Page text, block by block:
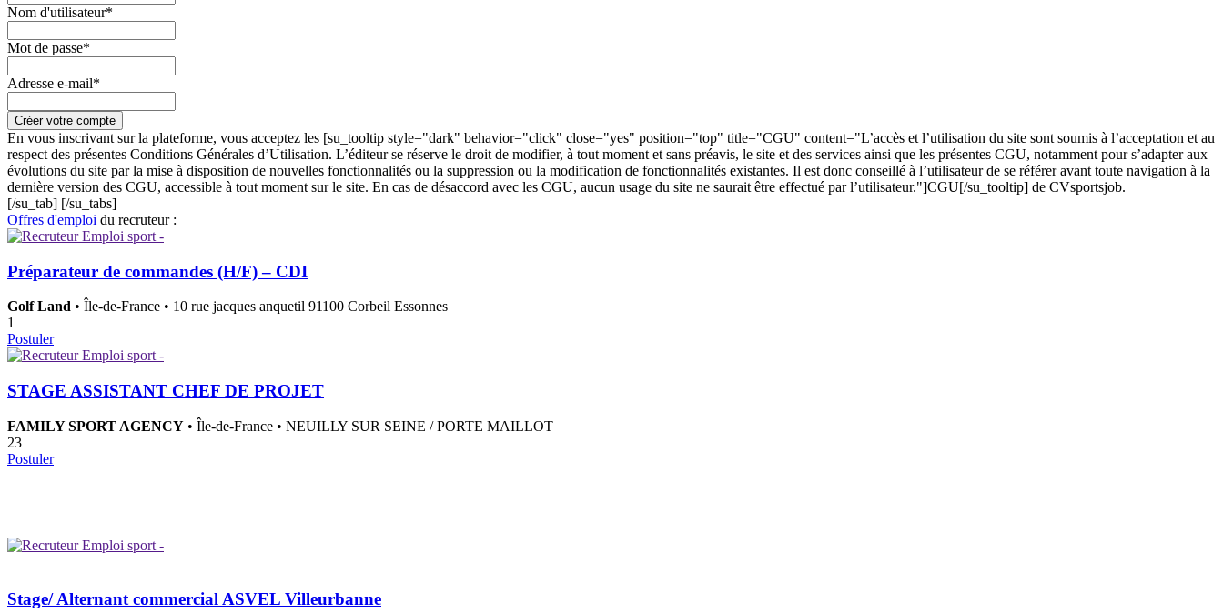
Nom d'utilisateur*
Mot de passe*
Adresse e-mail*
En vous inscrivant sur la plateforme, vous acceptez les [su_tooltip style="dark" behavior="click" close="yes" position="top" title="CGU" content="L’accès et l’utilisation du site sont soumis à l’acceptation et au
respect des présentes Conditions Générales d’Utilisation. L’éditeur se réserve le droit de modifier, à tout moment et sans préavis, le site et des services ainsi que les présentes CGU, notamment pour s’adapter aux
évolutions du site par la mise à disposition de nouvelles fonctionnalités ou la suppression ou la modification de fonctionnalités existantes. Il est donc conseillé à l’utilisateur de se référer avant toute navigation à la
dernière version des CGU, accessible à tout moment sur le site. En cas de désaccord avec les CGU, aucun usage du site ne saurait être effectué par l’utilisateur."]CGU[/su_tooltip] de CVsportsjob.
[/su_tab] [/su_tabs]
Offres d'emploi du recruteur :
Préparateur de commandes (H/F) – CDI
Golf Land • Île-de-France • 10 rue jacques anquetil 91100 Corbeil Essonnes
1
Postuler
STAGE ASSISTANT CHEF DE PROJET
FAMILY SPORT AGENCY • Île-de-France • NEUILLY SUR SEINE / PORTE MAILLOT
23
Postuler
Stage/ Alternant commercial ASVEL Villeurbanne